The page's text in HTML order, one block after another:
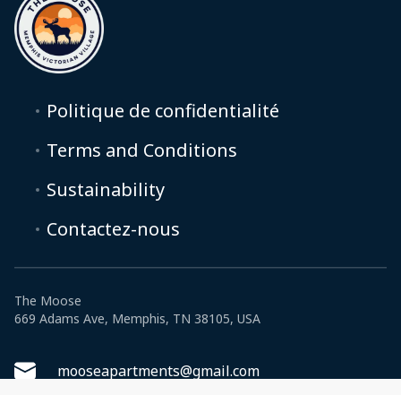
Politique de confidentialité
Terms and Conditions
Sustainability
Contactez-nous
The Moose
669 Adams Ave, Memphis, TN 38105, USA
mooseapartments@gmail.com